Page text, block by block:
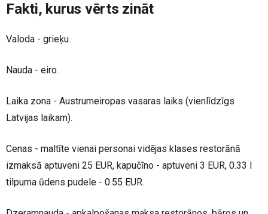
Fakti, kurus vērts zināt
Valoda - grieķu.
Nauda - eiro.
Laika zona - Austrumeiropas vasaras laiks (vienlīdzīgs
Latvijas laikam).
Cenas - maltīte vienai personai vidējas klases restorānā
izmaksā aptuveni 25 EUR, kapučīno - aptuveni 3 EUR, 0.33 l
tilpuma ūdens pudele - 0.55 EUR.